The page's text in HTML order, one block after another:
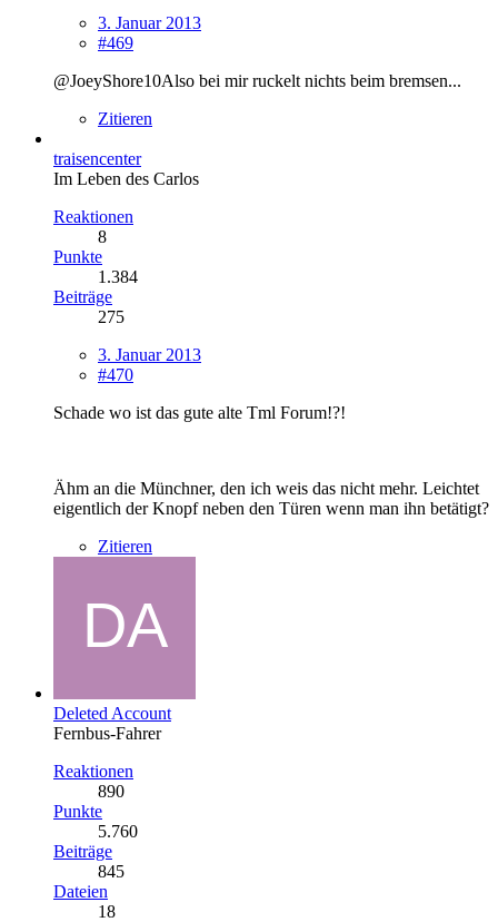
3. Januar 2013
#469
@JoeyShore10Also bei mir ruckelt nichts beim bremsen...
Zitieren
traisencenter
Im Leben des Carlos
Reaktionen
8
Punkte
1.384
Beiträge
275
3. Januar 2013
#470
Schade wo ist das gute alte Tml Forum!?!
Ähm an die Münchner, den ich weis das nicht mehr. Leichtet
eigentlich der Knopf neben den Türen wenn man ihn betätigt?
Zitieren
Deleted Account
Fernbus-Fahrer
Reaktionen
890
Punkte
5.760
Beiträge
845
Dateien
18